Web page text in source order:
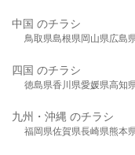
中国 のチラシ
鳥取県島根県岡山県広島
四国 のチラシ
徳島県香川県愛媛県高知
九州・沖縄 のチラシ
福岡県佐賀県長崎県熊本